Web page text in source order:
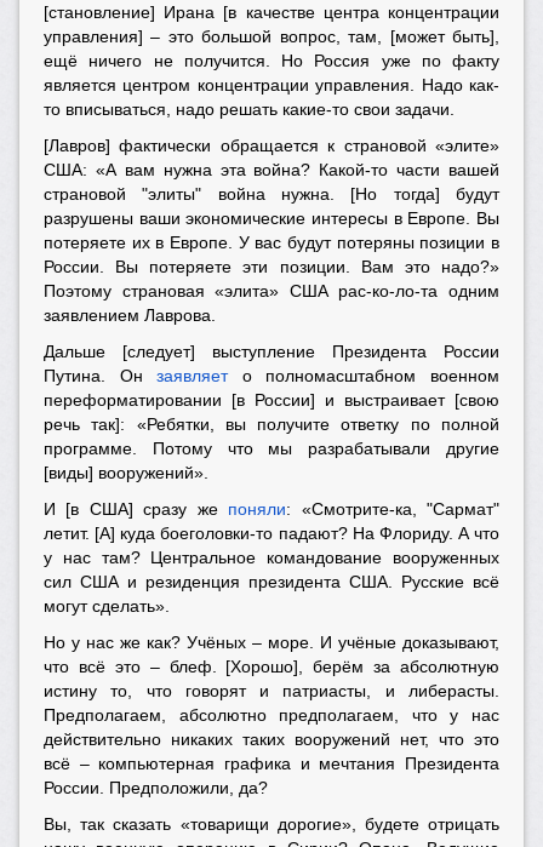
[становление] Ирана [в качестве центра концентрации
управления] – это большой вопрос, там, [может быть],
ещё ничего не получится. Но Россия уже по факту
является центром концентрации управления. Надо как-
то вписываться, надо решать какие-то свои задачи.
[Лавров] фактически обращается к страновой «элите»
США: «А вам нужна эта война? Какой-то части вашей
страновой "элиты" война нужна. [Но тогда] будут
разрушены ваши экономические интересы в Европе. Вы
потеряете их в Европе. У вас будут потеряны позиции в
России. Вы потеряете эти позиции. Вам это надо?»
Поэтому страновая «элита» США рас-ко-ло-та одним
заявлением Лаврова.
Дальше [следует] выступление Президента России
Путина. Онзаявляето полномасштабном военном
переформатировании [в России] и выстраивает [свою
речь так]: «Ребятки, вы получите ответку по полной
программе. Потому что мы разрабатывали другие
[виды] вооружений».
И [в США] сразу же поняли: «Смотрите-ка, "Сармат"
летит. [А] куда боеголовки-то падают? На Флориду. А что
у нас там? Центральное командование вооруженных
сил США и резиденция президента США. Русские всё
могут сделать».
Но у нас же как? Учёных – море. И учёные доказывают,
что всё это – блеф. [Хорошо], берём за абсолютную
истину то, что говорят и патриасты, и либерасты.
Предполагаем, абсолютно предполагаем, что у нас
действительно никаких таких вооружений нет, что это
всё – компьютерная графика и мечтания Президента
России. Предположили, да?
Вы, так сказать «товарищи дорогие», будете отрицать